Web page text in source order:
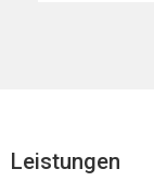
Leistungen